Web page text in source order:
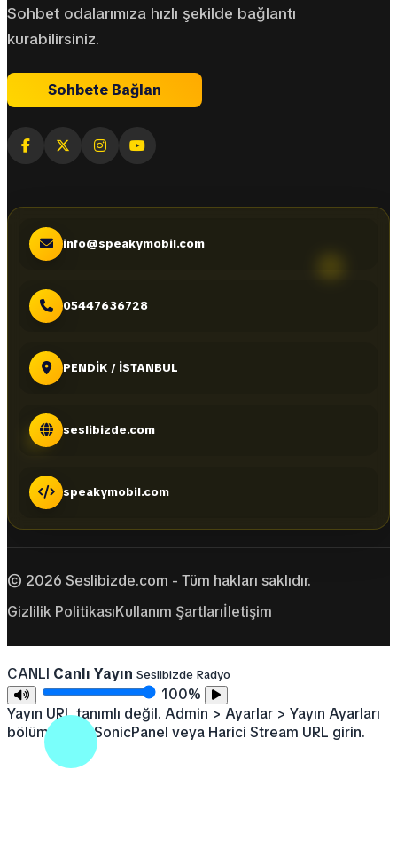
Sohbet odalarımıza hızlı şekilde bağlantı
kurabilirsiniz.
Sohbete Bağlan
info@speakymobil.com
05447636728
PENDİK / İSTANBUL
seslibizde.com
speakymobil.com
© 2026 Seslibizde.com - Tüm hakları saklıdır.
Gizlilik PolitikasıKullanım Şartlarıİletişim
CANLI Canlı Yayın Seslibizde Radyo
100%
Yayın URL tanımlı değil. Admin > Ayarlar > Yayın Ayarları
bölümünden SonicPanel veya Harici Stream URL girin.